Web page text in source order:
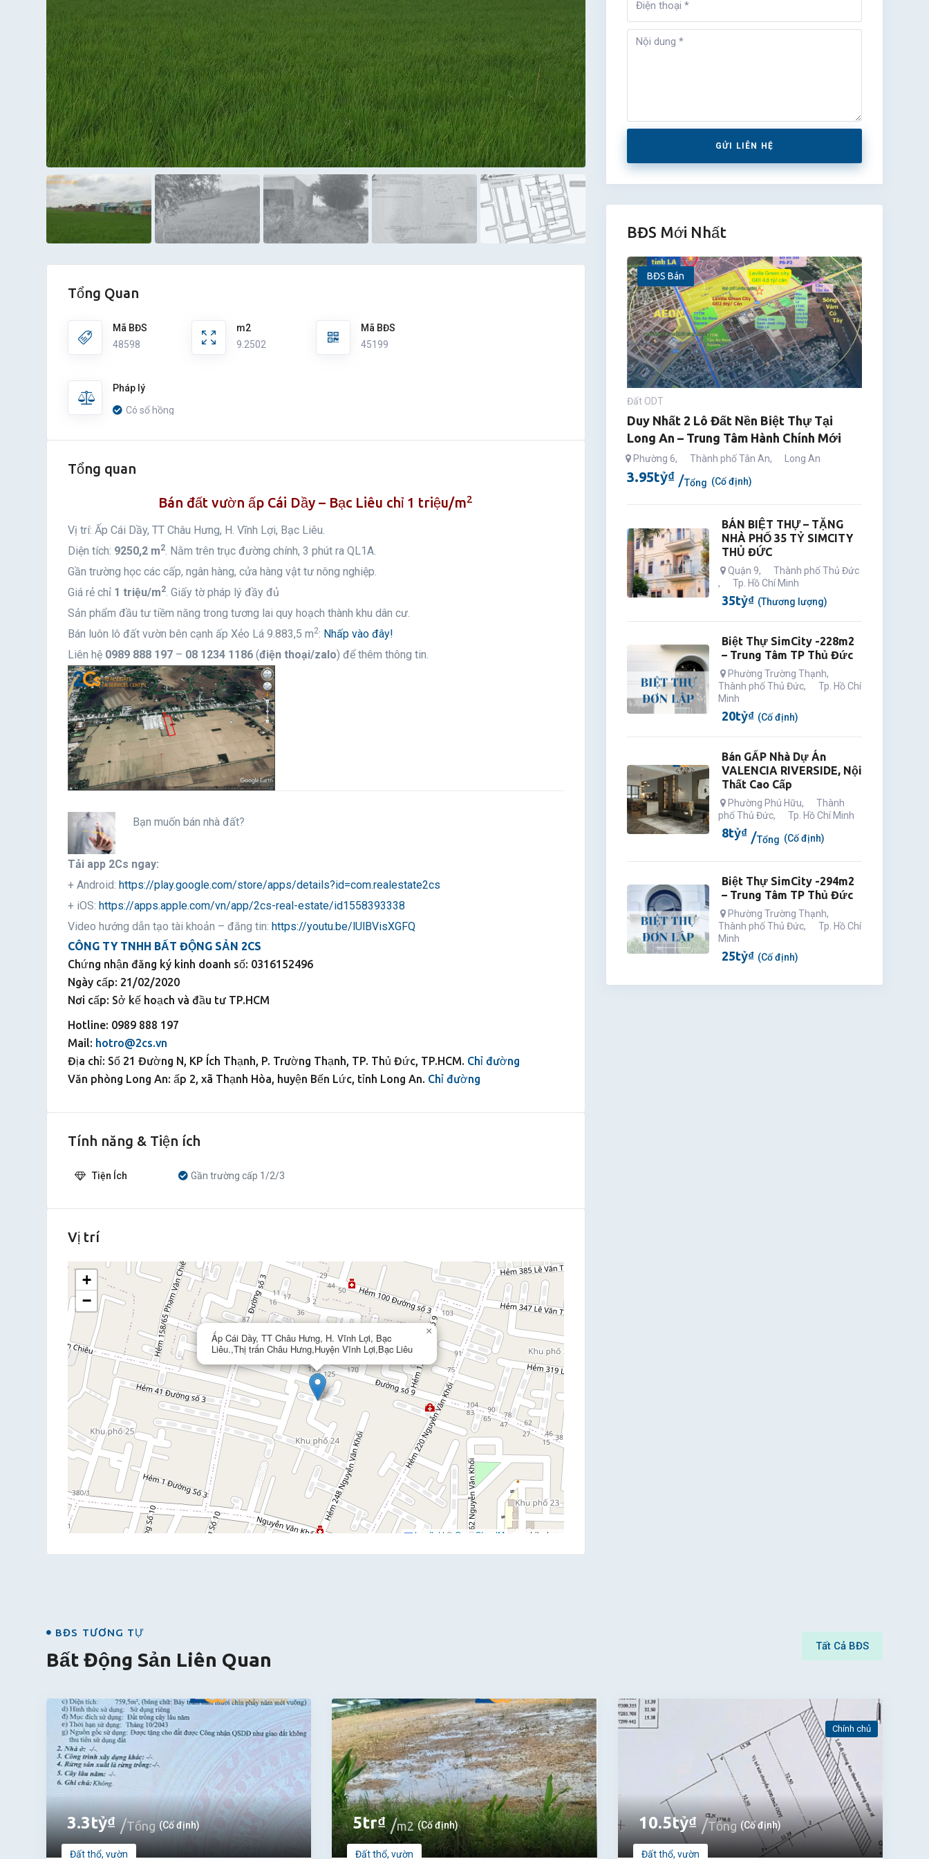
Tổng Quan
Mã BĐS
48598
m2
9.2502
Pháp lý
Có sổ hồng
Mã BĐS
45199
Tổng quan
Bán đất vườn ấp Cái Dầy – Bạc Liêu chỉ 1 triệu/m2
Vị trí: Ấp Cái Dầy, TT Châu Hưng, H. Vĩnh Lợi, Bạc Liêu.
Diện tích: 9250,2 m2. Nằm trên trục đường chính, 3 phút ra QL1A.
Gần trường học các cấp, ngân hàng, cửa hàng vật tư nông nghiệp.
Giá rẻ chỉ 1 triệu/m2. Giấy tờ pháp lý đầy đủ
Sản phẩm đầu tư tiềm năng trong tương lai quy hoạch thành khu dân cư.
Bán luôn lô đất vườn bên cạnh ấp Xẻo Lá 9.883,5 m2: Nhấp vào đây!
Liên hệ 0989 888 197 – 08 1234 1186 (điện thoại/zalo) để thêm thông tin.
Bạn muốn bán nhà đất?
Tải app 2Cs ngay:
+ Android: https://play.google.com/store/apps/details?id=com.realestate2cs
+ iOS: https://apps.apple.com/vn/app/2cs-real-estate/id1558393338
Video hướng dẫn tạo tài khoản – đăng tin: https://youtu.be/lUlBVisXGFQ
CÔNG TY TNHH BẤT ĐỘNG SẢN 2CS
Chứng nhận đăng ký kinh doanh số: 0316152496
Ngày cấp: 21/02/2020
Nơi cấp: Sở kế hoạch và đầu tư TP.HCM
Hotline: 0989 888 197
Mail: hotro@2cs.vn
Địa chỉ: Số 21 Đường N, KP Ích Thạnh, P. Trường Thạnh, TP. Thủ Đức, TP.HCM. Chỉ đường
Văn phòng Long An: ấp 2, xã Thạnh Hòa, huyện Bến Lức, tỉnh Long An. Chỉ đường
Tính năng & Tiện ích
Tiện Ích Gần trường cấp 1/2/3
Vị trí
Ấp Cái Dầy, TT Châu Hưng, H. Vĩnh Lợi, Bạc
Liêu.,Thị trấn Châu Hưng,Huyện Vĩnh Lợi,Bạc Liêu
×
+
−
Leaflet | © OpenStreetMap contributors
GỬI LIÊN HỆ
BĐS Mới Nhất
BĐS Bán
Đất ODT
Duy Nhất 2 Lô Đất Nền Biệt Thự Tại
Long An – Trung Tâm Hành Chính Mới
Phường 6, Thành phố Tân An, Long An
3.95tỷ₫ Tổng (Cố định)
BÁN BIỆT THỰ – TẶNG
NHÀ PHỐ 35 TỶ SIMCITY
THỦ ĐỨC
Quận 9,
Thành phố Thủ Đức
,
Tp. Hồ Chí Minh
35tỷ₫ (Thương lượng)
Biệt Thự SimCity -228m2
– Trung Tâm TP Thủ Đức
Phường Trường Thạnh,
Thành phố Thủ Đức,
Tp. Hồ Chí
Minh
20tỷ₫ (Cố định)
Bán GẤP Nhà Dự Án
VALENCIA RIVERSIDE, Nội
Thất Cao Cấp
Phường Phú Hữu,
Thành
phố Thủ Đức, Tp. Hồ Chí Minh
8tỷ₫ Tổng (Cố định)
Biệt Thự SimCity -294m2
– Trung Tâm TP Thủ Đức
Phường Trường Thạnh,
Thành phố Thủ Đức,
Tp. Hồ Chí
Minh
25tỷ₫ (Cố định)
BĐS
BĐS TƯƠNG TỰ
Bất Động Sản Liên Quan
Tất Cả BĐS
3.3tỷ₫ Tổng (Cố định)
Đất thổ, vườn
5tr₫ m2 (Cố định)
Đất thổ, vườn
10.5tỷ₫ Tổng (Cố định)
Đất thổ, vườn
Chính chủ